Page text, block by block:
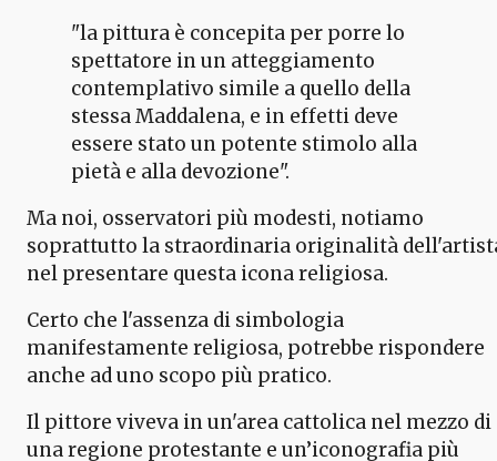
"la pittura è concepita per porre lo
spettatore in un atteggiamento
contemplativo simile a quello della
stessa Maddalena, e in effetti deve
essere stato un potente stimolo alla
pietà e alla devozione".
Ma noi, osservatori più modesti, notiamo
soprattutto la straordinaria originalità
nel presentare questa icona religiosa.
Certo che l'assenza di simbologia
manifestamente religiosa, potrebbe rispondere
anche ad uno scopo più pratico.
Il pittore viveva in un'area cattolica nel mezzo di
una regione protestante e un’iconografia più